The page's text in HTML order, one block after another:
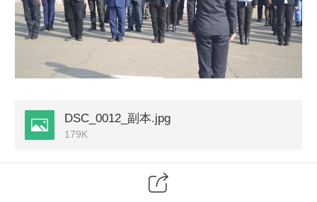
DSC_0012_副本.jpg
179K